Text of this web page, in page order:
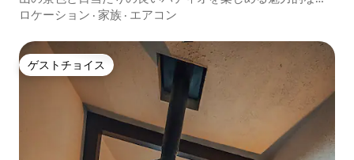
家
ロケーション · 家族 · エアコン
ゲストチョイス
ゲストチョイス